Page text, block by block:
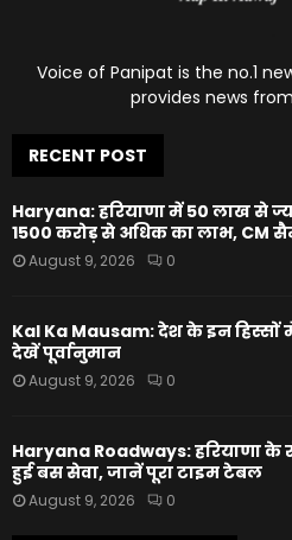
Voice of Panipat is the no.1
provides news
RECENT POST
Haryana: हरियाणा में 50 लाख से
1500 करोड़ से अधिक का लाभ, CM
August 9, 2026 0
Kal Ka Mausam: देश के इन
देखें पूर्वानुमान
August 9, 2026 0
Haryana Roadways: हरियाणा
हुई बस सेवा, जानें पूरा टाइम टेबल
August 9, 2026 0